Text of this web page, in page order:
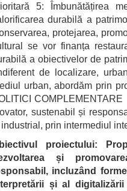
5: Îmbunătățirea
durabilă a
protejarea,
se vor finanța
a obiectivelor de
de localizare,
urban, abordăm prin
sustenabil și
prin intermediul
proiectului:
și
incluzând
și al